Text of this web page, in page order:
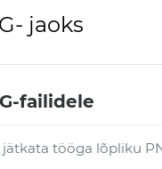
jaoks
failidele
tööga lõpliku